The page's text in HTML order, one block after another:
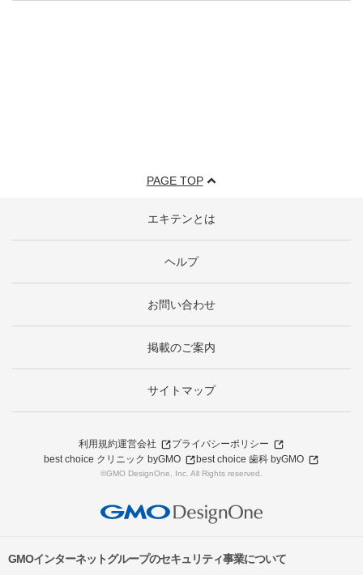
PAGE TOP
エキテンとは
ヘルプ
お問い合わせ
掲載のご案内
サイトマップ
利用規約運営会社
プライバシーポリシー
best choice クリニック byGMO
best choice 歯科 byGMO
©GMO DesignOne, Inc. All Rights reserved.
GMOインターネットグループのセキュリティ事業について